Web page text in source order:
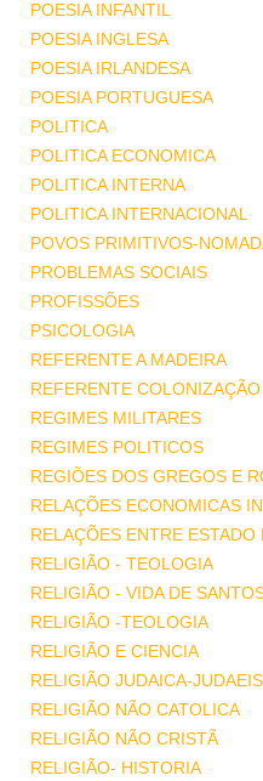
POESIA INFANTIL
POESIA INGLESA
POESIA IRLANDESA
POESIA PORTUGUESA
POLITICA
POLITICA ECONOMICA
POLITICA INTERNA
POLITICA INTERNACIONAL
POVOS PRIMITIVOS-
PROBLEMAS SOCIAIS
PROFISSÕES
PSICOLOGIA
REFERENTE A MADEIRA
REFERENTE
REGIMES MILITARES
REGIMES POLITICOS
REGIÕES DOS GREGOS E
RELAÇÕES ECONOMICAS
RELAÇÕES ENTRE ESTADO
RELIGIÃO - TEOLOGIA
RELIGIÃO - VIDA DE
RELIGIÃO -TEOLOGIA
RELIGIÃO E CIENCIA
RELIGIÃO JUDAICA-
RELIGIÃO NÃO CATOLICA
RELIGIÃO NÃO CRISTÃ
RELIGIÃO- HISTORIA